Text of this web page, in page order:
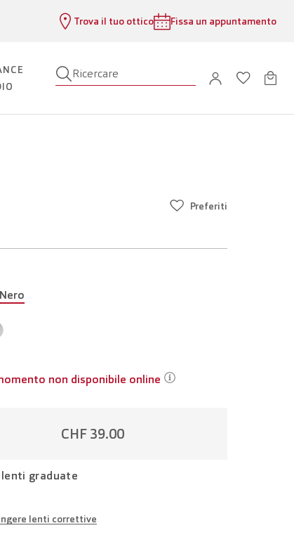
Trova il tuo ottico Fissa un appuntamento
Ricercare
Preferiti
Nero
non disponibile online
CHF 39.00
graduate
lenti correttive